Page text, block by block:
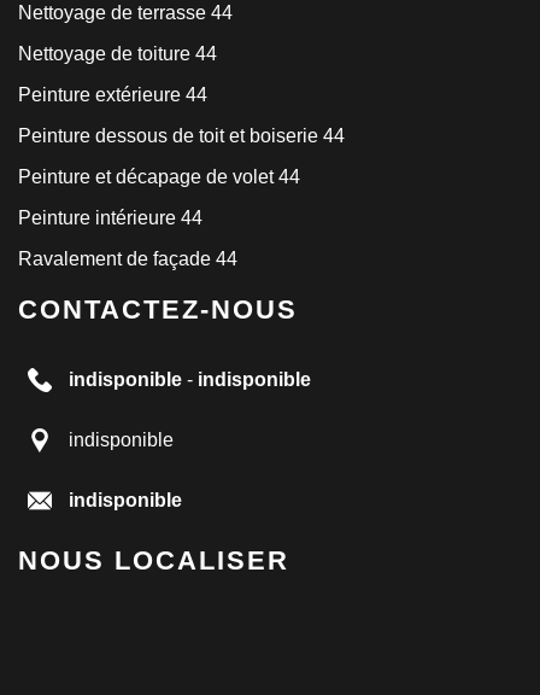
Nettoyage de terrasse 44
Nettoyage de toiture 44
Peinture extérieure 44
Peinture dessous de toit et boiserie 44
Peinture et décapage de volet 44
Peinture intérieure 44
Ravalement de façade 44
CONTACTEZ-NOUS
indisponible - indisponible
indisponible
indisponible
NOUS LOCALISER